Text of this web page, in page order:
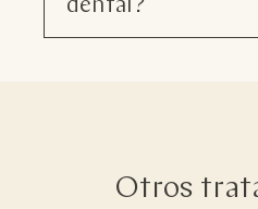
dental?
Otros